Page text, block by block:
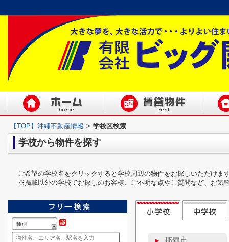
【TOP】沖縄不動産情報 > 学校区検索
学校から物件を探す
ご希望の学校名をクリックすると学校周辺の物件をお探しいただけま
※掲載以外の学校でお探しのお客様、ご不明な点やご質問など、お気
▸ 那覇市
種別